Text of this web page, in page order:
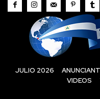
JULIO 2026
VIDEOS